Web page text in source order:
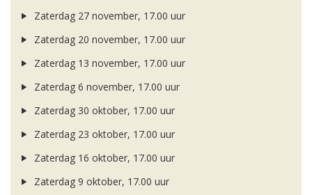
Zaterdag 27 november, 17.00 uur
Zaterdag 20 november, 17.00 uur
Zaterdag 13 november, 17.00 uur
Zaterdag 6 november, 17.00 uur
Zaterdag 30 oktober, 17.00 uur
Zaterdag 23 oktober, 17.00 uur
Zaterdag 16 oktober, 17.00 uur
Zaterdag 9 oktober, 17.00 uur